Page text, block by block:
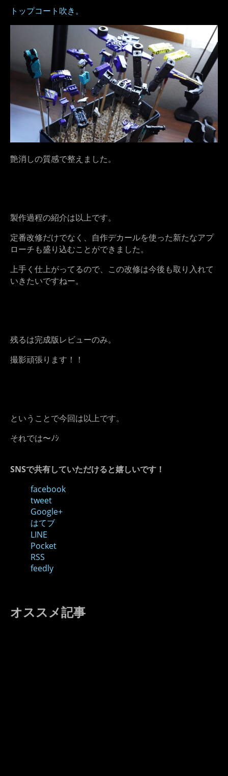
トップコート吹き。
艶消しの質感で整えました。
製作過程の紹介は以上です。
定番改修だけでなく、自作デカールを使った新たなアプ
ローチも盛り込むことができました。
上手く仕上がってるので、この改修は今後も取り入れて
いきたいですねー。
残るは完成版レビューのみ。
撮影頑張ります！！
ということで今回は以上です。
それでは〜ﾉｼ
SNSで共有していただけると嬉しいです！
facebook
tweet
Google+
はてブ
LINE
Pocket
RSS
feedly
オススメ記事